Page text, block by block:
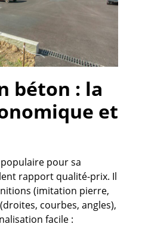
béton : la
et
pour sa
rapport qualité-prix. Il
(imitation pierre,
courbes, angles),
facile :